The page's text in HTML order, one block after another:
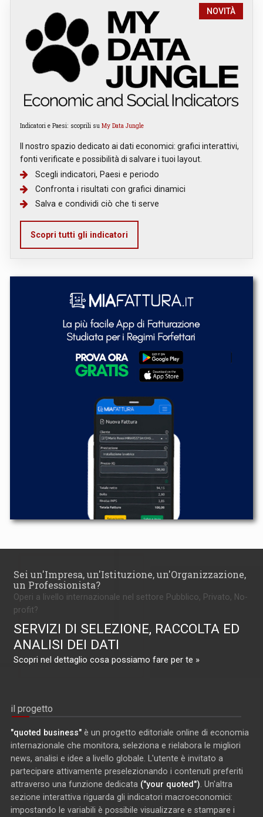
NOVITÀ
Indicatori e Paesi: scoprili su My Data Jungle
Il nostro spazio dedicato ai dati economici: grafici interattivi,
fonti verificate e possibilità di salvare i tuoi layout.
Scegli indicatori, Paesi e periodo
Confronta i risultati con grafici dinamici
Salva e condividi ciò che ti serve
Scopri tutti gli indicatori
Sei un'Impresa, un'Istituzione, un'Organizzazione,
un Professionista?
Operi a livello internazionale nel settore Pubblico, Privato, No-
profit?
SERVIZI DI SELEZIONE, RACCOLTA ED
ANALISI DEI DATI
Scopri nel dettaglio cosa possiamo fare per te »
il progetto
"quoted business" è un progetto editoriale online di economia
internazionale che monitora, seleziona e rielabora le migliori
news, analisi e idee a livello globale. L'utente è invitato a
partecipare attivamente preselezionando i contenuti preferiti
attraverso una funzione dedicata ("your quoted") . Un'altra
sezione interattiva riguarda gli indicatori macroeconomici:
impostando le variabili è possibile visualizzare e stampare i